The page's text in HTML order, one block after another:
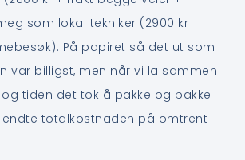
som lokal tekniker (2900 kr
På papiret så det ut som
var billigst, men når vi la sammen
og tiden det tok å pakke og pakke
endte totalkostnaden på omtrent